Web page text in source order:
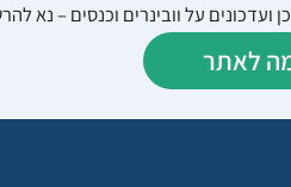
ועדכונים על וובינרים וכנסים – נא
לאתר